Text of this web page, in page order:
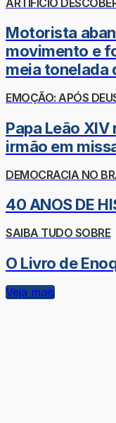
Motorista
movimento e
meia tonelada
EMOÇÃO: APÓS
Papa Leão
irmão em
DEMOCRACIA NO
40 ANOS DE
SAIBA TUDO SOBRE
O Livro de
Veja mais